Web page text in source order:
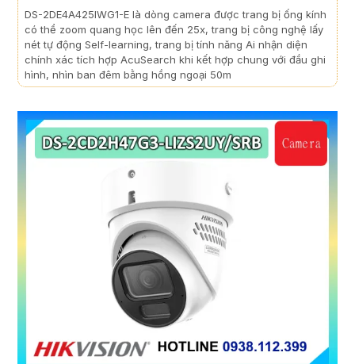
DS-2DE4A425IWG1-E là dòng camera được trang bị ống kính
có thể zoom quang học lên đến 25x, trang bị công nghệ lấy
nét tự động Self-learning, trang bị tính năng Ai nhận diện
chính xác tích hợp AcuSearch khi kết hợp chung với đầu ghi
hình, nhìn ban đêm bằng hồng ngoại 50m